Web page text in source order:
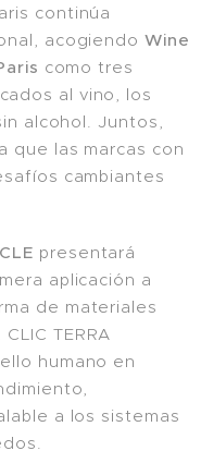
continúa
acogiendo Wine
como tres
al vino, los
alcohol. Juntos,
que las marcas con
cambiantes
presentará
aplicación a
de materiales
TERRA
humano en
a los sistemas